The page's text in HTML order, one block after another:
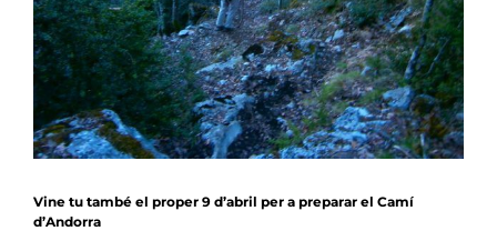
Notícies
Agenda
Contacte
Col.labora
Vine tu també el proper 9 d’abril per a preparar el Camí
d’Andorra